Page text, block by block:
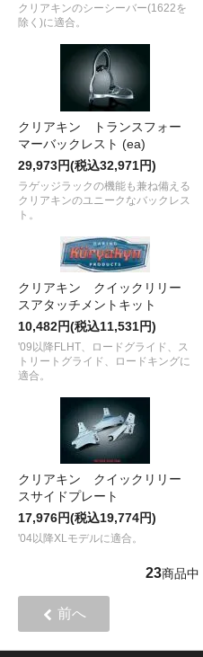
クリアキンのシーシーバー(1622を
除く)に適合。
クリアキン トランスフォー
マーバックレスト (ea)
29,973円(税込32,971円)
ラゲッジラックの機能も兼ね備える
クリアキンのユニークなバックレス
ト。
クリアキン クイックリリー
スアタッチメントキット
10,482円(税込11,531円)
'09以降FLHT、ロードグライド、ス
トリートグライド、ロードキングに
適合。
クリアキン クイックリリー
スサイドプレート
17,976円(税込19,774円)
'04以降XLモデルに適合。
23商品中
前へ